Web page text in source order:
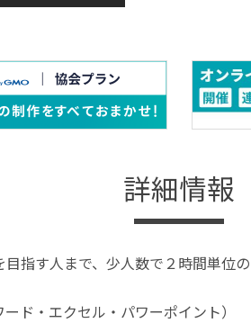
詳細情報
指す人まで、少人数で２時間単位
ド・エクセル・パワーポイント）